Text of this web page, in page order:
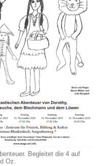
Begleitet die 4 auf
Oz.